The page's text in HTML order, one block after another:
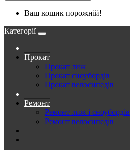
Ваш кошик порожній!
Категорії
Прокат
Прокат лиж
Прокат сноубордів
Прокат велосипедів
Ремонт
Ремонт лиж і сноубордів
Ремонт велосипедів